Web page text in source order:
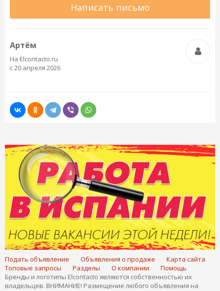
Написать письмо
Артём
На Elcontacto.ru
с 20 апреля 2026
Подать объявление Объявления о продаже
Карта сайта
Топовые запросы
Разделы О компании
Помощь
Бренды и логотипы Elcontacto являются собственностью их
владельцев. ВНИМАНИЕ! Размещение любого объявления на